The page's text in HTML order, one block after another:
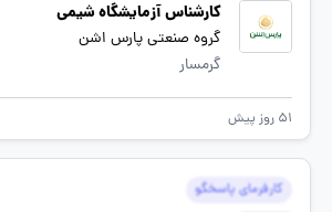
کارشناس آزمایشگاه شیمی
گروه صنعتی پارس اشن
گرمسار
51 روز پیش
کارفرمای پاسخگو